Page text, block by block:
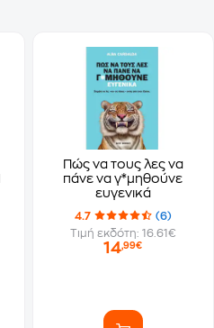
Πώς να τους λες να
πάνε να γ*μηθούνε
ευγενικά
4.7
(6)
Τιμή εκδότη: 16.61€
14,99€